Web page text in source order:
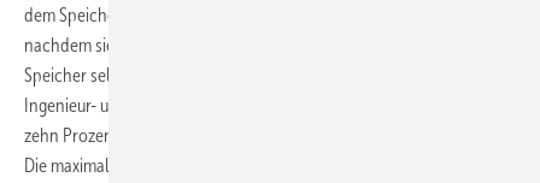
dem Speicher beginnt, muss die SAB die Förderung bewilligt haben,
nachdem sie alle Unterlagen geprüft hat. Förderfähig sind dabei der
Speicher selbst, Investitionen in Mess- und Steuereinrichtungen und
Ingenieur- und Planungsleistungen. Letztere werden aber in Höhe von
zehn Prozent der gesamten zuwendungsfähigen Ausgaben gefördert.
Die maximale Förderhöhe liegt bei 20.000 Euro. Die Förderung kann